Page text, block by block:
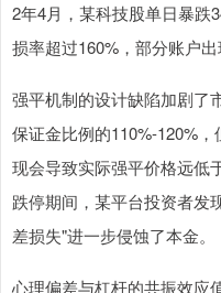
2年4月，某科技股单日暴跌
损率超过160%，部分账户出
强平机制的设计缺陷加剧了
保证金比例的110%-120%
现会导致实际强平价格远低
跌停期间，某平台投资者发
差损失"进一步侵蚀了本金。
心理偏差与杠杆的共振效应